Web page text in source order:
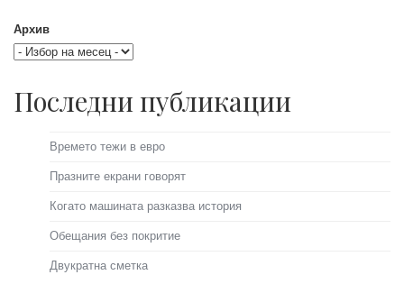
Архив
Последни публикации
Времето тежи в евро
Празните екрани говорят
Когато машината разказва история
Обещания без покритие
Двукратна сметка